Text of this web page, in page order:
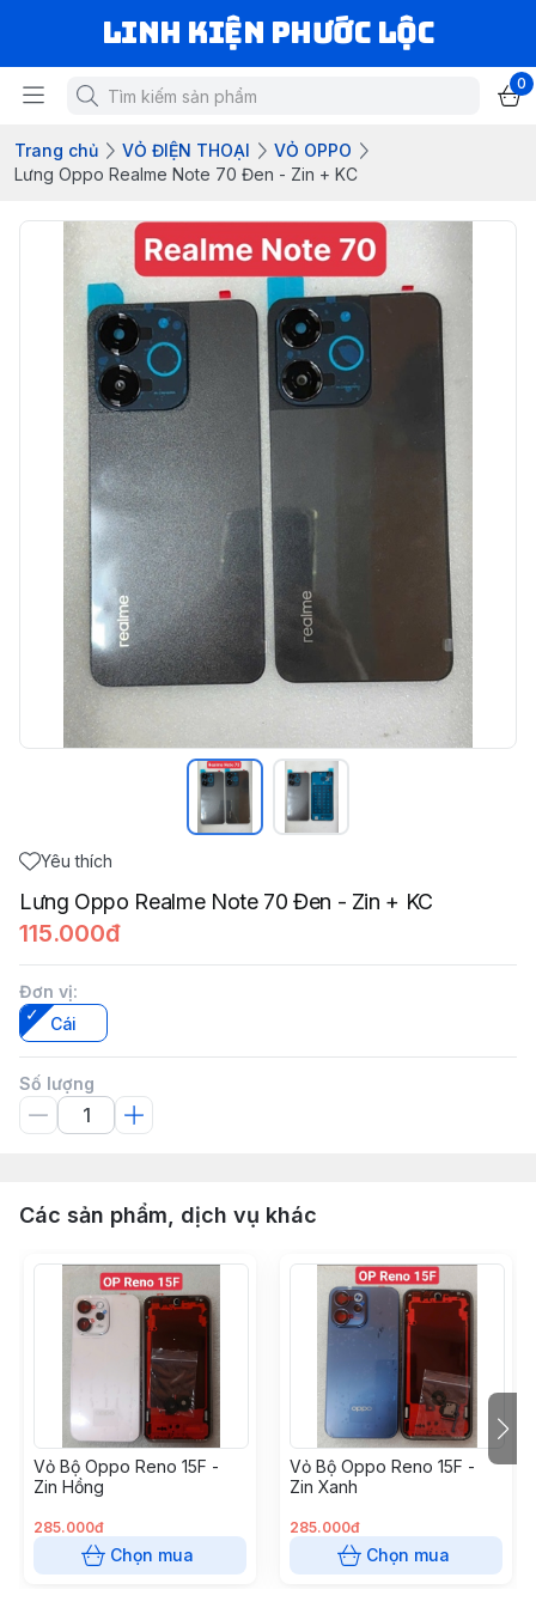
LINH KIỆN PHƯỚC LỘC
0
Trang chủ VỎ ĐIỆN THOẠI
VỎ OPPO
Lưng Oppo Realme Note 70 Đen - Zin + KC
Yêu thích
Lưng Oppo Realme Note 70 Đen - Zin + KC
115.000đ
Đơn vị:
Cái
Số lượng
Các sản phẩm, dịch vụ khác
Vỏ Bộ Oppo Reno 15F -
Zin Hồng
285.000đ
Chọn mua
Vỏ Bộ Oppo Reno 15F -
Zin Xanh
285.000đ
Chọn mua